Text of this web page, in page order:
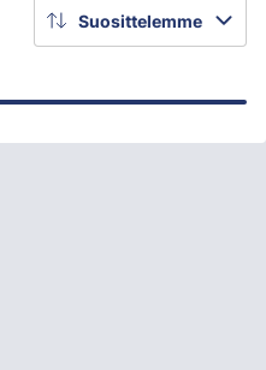
Suosittelemme